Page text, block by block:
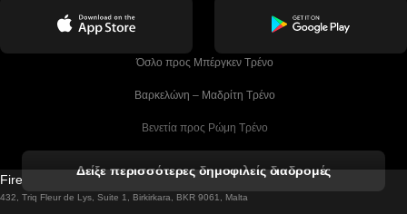
Όσλο προς Μπέργκεν Tρένο
Βαρκελώνη – Μαδρίτη Tρένο
Βενετία προς Ρώμη Τρένο
Βιέννη προς Σάλτσμπουργκ Τρένα
Δείξε περισσότερες δημοφιλείς διαδρομές
Firebird GT Limited (OC 1451)
432, Triq Fleur de Lys, Suite 1, Birkirkara, BKR 9061, Malta